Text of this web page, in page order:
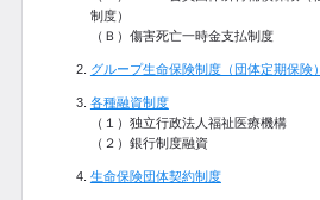
制度）
（Ｂ）傷害死亡一時金支払制度
グループ生命保険制度（団体定期保険）
各種融資制度
（１）独立行政法人福祉医療機構
（２）銀行制度融資
生命保険団体契約制度